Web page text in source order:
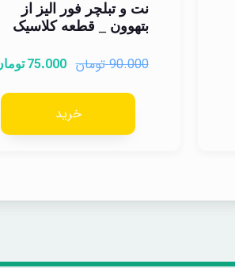
نت و تبلچر فور الیز از
بتهوون _ قطعه کلاسیک
90.000 تومان 75.000
خرید